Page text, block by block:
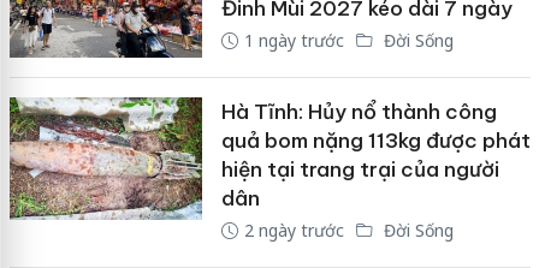
Đinh Mùi 2027 kéo dài 7 ngày
1 ngày trước Đời Sống
Hà Tĩnh: Hủy nổ thành công
quả bom nặng 113kg được phát
hiện tại trang trại của người
dân
2 ngày trước Đời Sống